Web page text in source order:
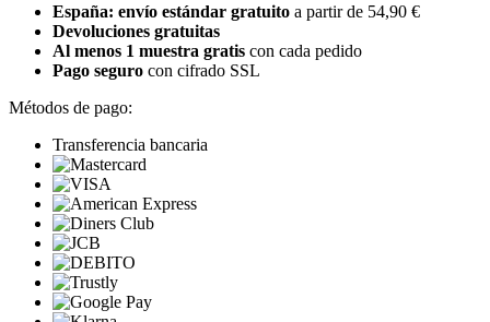
España: envío estándar gratuito a partir de 54,90 €
Devoluciones gratuitas
Al menos 1 muestra gratis con cada pedido
Pago seguro con cifrado SSL
Métodos de pago:
Transferencia bancaria